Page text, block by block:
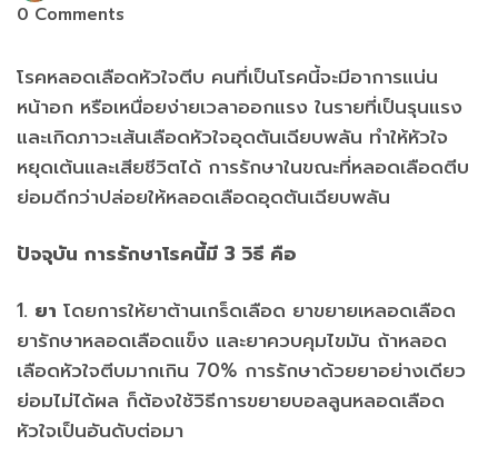
0 Comments
โรคหลอดเลือดหัวใจตีบ คนที่เป็นโรคนี้จะมีอาการแน่น
หน้าอก หรือเหนื่อยง่ายเวลาออกแรง ในรายที่เป็นรุนแรง
และเกิดภาวะเส้นเลือดหัวใจอุดตันเฉียบพลัน ทำให้หัวใจ
หยุดเต้นและเสียชีวิตได้ การรักษาในขณะที่หลอดเลือดตีบ
ย่อมดีกว่าปล่อยให้หลอดเลือดอุดตันเฉียบพลัน
ปัจจุบัน การรักษาโรคนี้มี 3 วิธี คือ
1. ยา โดยการให้ยาต้านเกร็ดเลือด ยาขยายเหลอดเลือด
ยารักษาหลอดเลือดแข็ง และยาควบคุมไขมัน ถ้าหลอด
เลือดหัวใจตีบมากเกิน 70% การรักษาด้วยยาอย่างเดียว
ย่อมไม่ได้ผล ก็ต้องใช้วิธีการขยายบอลลูนหลอดเลือด
หัวใจเป็นอันดับต่อมา